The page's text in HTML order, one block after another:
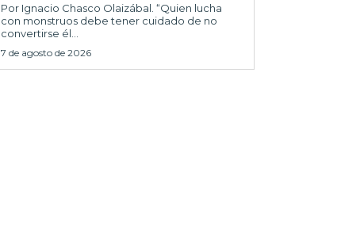
Por Ignacio Chasco Olaizábal. “Quien lucha
con monstruos debe tener cuidado de no
convertirse él...
7 de agosto de 2026